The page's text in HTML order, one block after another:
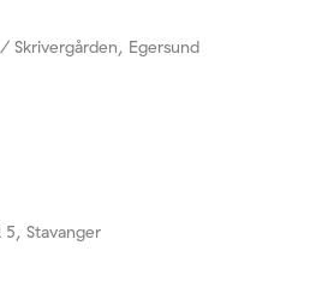
Skrivergården, Egersund
5, Stavanger